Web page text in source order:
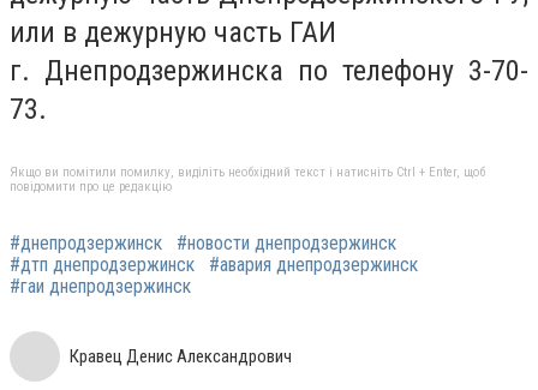
или в дежурную часть ГАИ
г. Днепродзержинска по телефону 3-70-
73.
Якщо ви помітили помилку, виділіть необхідний текст і натисніть Ctrl + Enter, щоб
повідомити про це редакцію
#днепродзержинск
#новости днепродзержинск
#дтп днепродзержинск
#авария днепродзержинск
#гаи днепродзержинск
Кравец Денис Александрович